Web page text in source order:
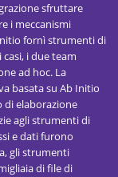
sfruttare
i meccanismi
fornì strumenti di
i due team
ad hoc. La
basata su Ab Initio
di elaborazione
agli strumenti di
e dati furono
gli strumenti
di file di